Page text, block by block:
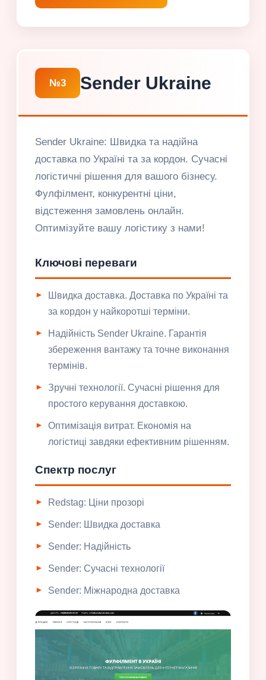
№3 Sender Ukraine
Sender Ukraine: Швидка та надійна
доставка по Україні та за кордон. Сучасні
логістичні рішення для вашого бізнесу.
Фулфілмент, конкурентні ціни,
відстеження замовлень онлайн.
Оптимізуйте вашу логістику з нами!
Ключові переваги
Швидка доставка. Доставка по Україні та
за кордон у найкоротші терміни.
Надійність Sender Ukraine. Гарантія
збереження вантажу та точне виконання
термінів.
Зручні технології. Сучасні рішення для
простого керування доставкою.
Оптимізація витрат. Економія на
логістиці завдяки ефективним рішенням.
Спектр послуг
Redstag: Ціни прозорі
Sender: Швидка доставка
Sender: Надійність
Sender: Сучасні технології
Sender: Міжнародна доставка